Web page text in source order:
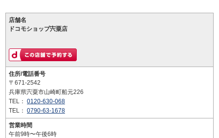
店舗名
ドコモショップ宍粟店
住所/電話番号
〒671-2542
兵庫県宍粟市山崎町船元226
TEL： 0120-630-068
TEL： 0790-63-1678
営業時間
午前9時〜午後6時